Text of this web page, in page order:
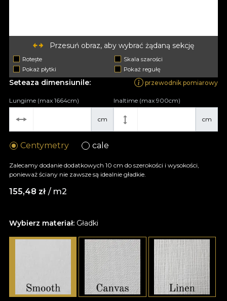
Przesuń obraz, aby wybrać żądaną sekcję
Rotește
Skala szarości
Pokaż płytki
Pokaż regułę
Wybierz materiał: Gładki
Seteaza dimensiunile: przewodnik pomiarowy
cm
Lungime (max 1664cm)
cm
Inaltime (max 900cm)
Centymetry cale
Zalecamy dodanie dodatkowych 10 cm do szerokości i wysokości,
ponieważ ściany nie zawsze są idealnie gładkie.
155,48 zł / m2